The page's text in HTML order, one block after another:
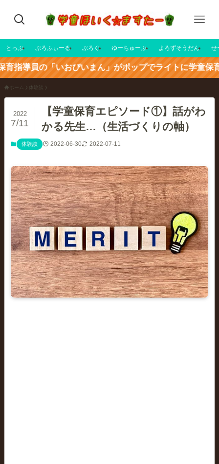
とっぷ ぷろふぃーる ぶろぐ ゆーちゅーぶ よろずそうだん せ
員の「いおぴいまん」がポップでライトに学童保育の
ホーム 体験談
【学童保育エピソード①】話がわ
かる先生…（生活づくりの軸）
2022
7/11
体験談 2022-06-30 2022-07-11